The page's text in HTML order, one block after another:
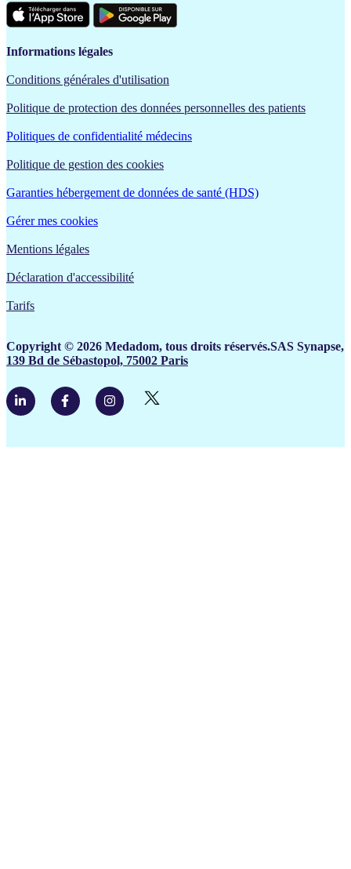
Informations légales
Conditions générales d'utilisation
Politique de protection des données personnelles des patients
Politiques de confidentialité médecins
Politique de gestion des cookies
Garanties hébergement de données de santé (HDS)
Gérer mes cookies
Mentions légales
Déclaration d'accessibilité
Tarifs
Copyright © 2026 Medadom, tous droits réservés.SAS Synapse,
139 Bd de Sébastopol, 75002 Paris